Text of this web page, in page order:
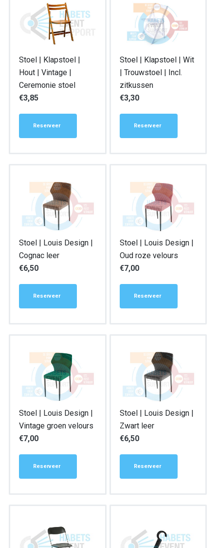
Stoel | Klapstoel |
Hout | Vintage |
Ceremonie stoel
€3,85
Reserveer
Stoel | Klapstoel | Wit
| Trouwstoel | Incl.
zitkussen
€3,30
Reserveer
Stoel | Louis Design |
Cognac leer
€6,50
Reserveer
Stoel | Louis Design |
Oud roze velours
€7,00
Reserveer
Stoel | Louis Design |
Vintage groen velours
€7,00
Reserveer
Stoel | Louis Design |
Zwart leer
€6,50
Reserveer